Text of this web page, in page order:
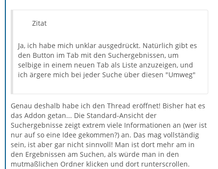
Zitat
Ja, ich habe mich unklar ausgedrückt. Natürlich gibt es
den Button im Tab mit den Suchergebnissen, um
selbige in einem neuen Tab als Liste anzuzeigen, und
ich ärgere mich bei jeder Suche über diesen "Umweg"
Genau deshalb habe ich den Thread eröffnet! Bisher hat es
das Addon getan... Die Standard-Ansicht der
Suchergebnisse zeigt extrem viele Informationen an (wer ist
nur auf so eine Idee gekommen?) an. Das mag vollständig
sein, ist aber gar nicht sinnvoll! Man ist dort mehr am in
den Ergebnissen am Suchen, als würde man in den
mutmaßlichen Ordner klicken und dort runterscrollen.